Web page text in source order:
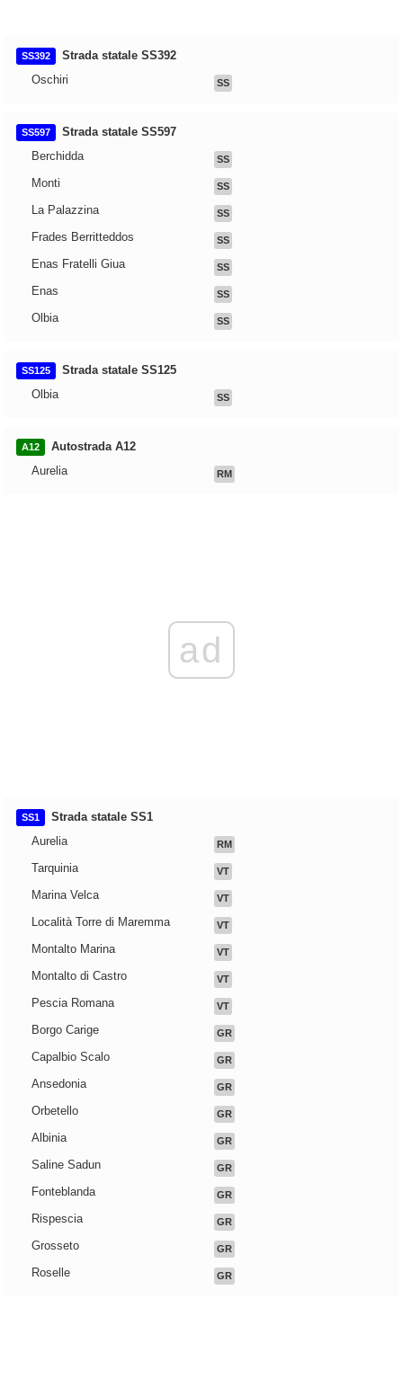
SS392
Strada statale SS392
Oschiri
SS
SS597
Strada statale SS597
Berchidda
SS
Monti SS
La Palazzina SS
Frades Berritteddos SS
Enas Fratelli Giua SS
Enas SS
Olbia SS
SS125
Strada statale SS125
Olbia
SS
A12
Autostrada A12
Aurelia
RM
ad
SS1
Strada statale SS1
Aurelia
RM
Tarquinia VT
Marina Velca VT
Località Torre di Maremma VT
Montalto Marina VT
Montalto di Castro VT
Pescia Romana VT
Borgo Carige GR
Capalbio Scalo GR
Ansedonia GR
Orbetello GR
Albinia GR
Saline Sadun GR
Fonteblanda GR
Rispescia GR
Grosseto GR
Roselle GR